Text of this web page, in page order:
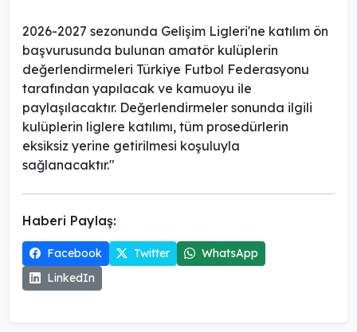
2026-2027 sezonunda Gelişim Ligleri'ne katılım ön
başvurusunda bulunan amatör kulüplerin
değerlendirmeleri Türkiye Futbol Federasyonu
tarafından yapılacak ve kamuoyu ile
paylaşılacaktır. Değerlendirmeler sonunda ilgili
kulüplerin liglere katılımı, tüm prosedürlerin
eksiksiz yerine getirilmesi koşuluyla
sağlanacaktır."
Haberi Paylaş:
Facebook Twitter
WhatsApp
LinkedIn